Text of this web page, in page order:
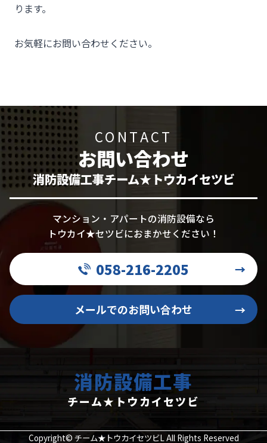
ります。
お気軽にお問い合わせください。
CONTACT
お問い合わせ
消防設備工事チーム★トウカイセツビ
マンション・アパートの消防設備なら
トウカイ★セツビにおまかせください！
058-216-2205 →
メールでのお問い合わせ →
消防設備工事
チーム★トウカイセツビ
Copyright© チーム★トウカイセツビL All Rights Reserved